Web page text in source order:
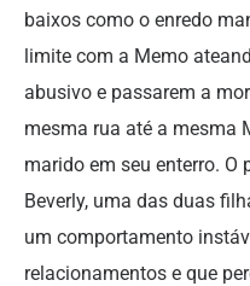
baixos como o enredo
limite com a Memo
abusivo e passarem a
mesma rua até a mesma
marido em seu enterro. O
Beverly, uma das duas
um comportamento
relacionamentos e que